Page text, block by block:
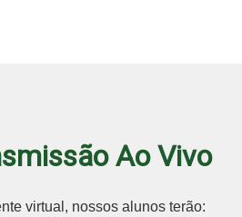
Ao Vivo
virtual, nossos alunos terão: